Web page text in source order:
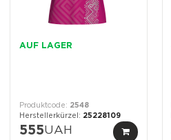
AUF LAGER
2548
25228109
555UAH